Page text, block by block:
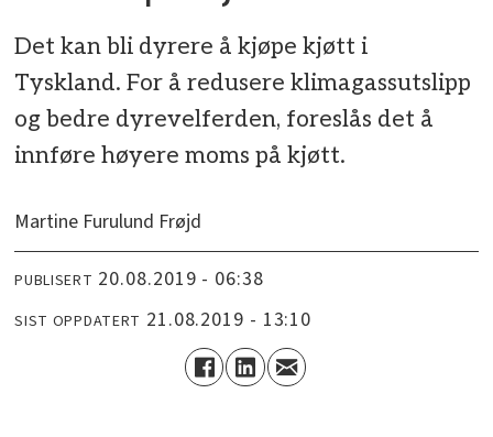
Det kan bli dyrere å kjøpe kjøtt i
Tyskland. For å redusere klimagassutslipp
og bedre dyrevelferden, foreslås det å
innføre høyere moms på kjøtt.
Martine Furulund Frøjd
PUBLISERT 20.08.2019 - 06:38
SIST OPPDATERT 21.08.2019 - 13:10